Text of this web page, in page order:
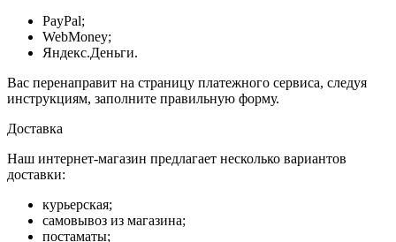
PayPal;
WebMoney;
Яндекс.Деньги.
Вас перенаправит на страницу платежного сервиса, следуя
инструкциям, заполните правильную форму.
Доставка
Наш интернет-магазин предлагает несколько вариантов
доставки:
курьерская;
самовывоз из магазина;
постаматы;